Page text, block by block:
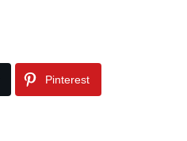
Pinterest